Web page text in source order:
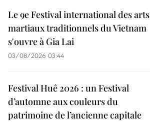
Le 9e Festival international des arts
martiaux traditionnels du Vietnam
s'ouvre à Gia Lai
03/08/2026 03:44
Festival Huê 2026 : un Festival
d’automne aux couleurs du
patrimoine de l’ancienne capitale